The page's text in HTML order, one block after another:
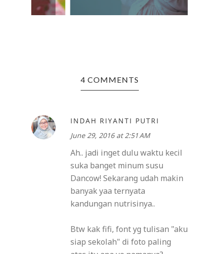
4 COMMENTS
INDAH RIYANTI PUTRI
June 29, 2016 at 2:51 AM
Ah.. jadi inget dulu waktu kecil
suka banget minum susu
Dancow! Sekarang udah makin
banyak yaa ternyata
kandungan nutrisinya..
Btw kak fifi, font yg tulisan "aku
siap sekolah" di foto paling